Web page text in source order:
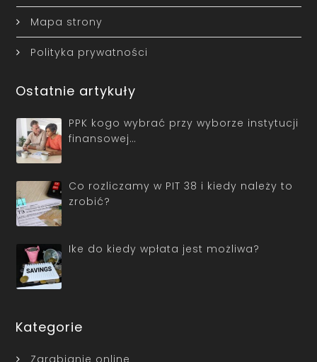
Mapa strony
Polityka prywatności
Ostatnie artykuły
PPK kogo wybrać przy wyborze instytucji
finansowej…
Co rozliczamy w PIT 38 i kiedy należy to
zrobić?
Ike do kiedy wpłata jest możliwa?
Kategorie